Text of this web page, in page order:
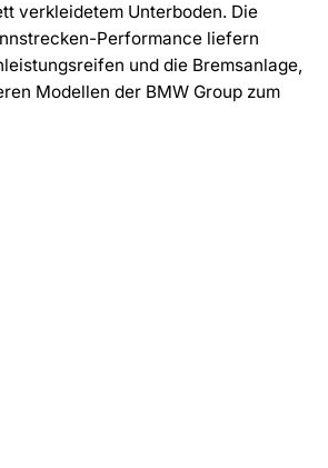
verkleidetem Unterboden. Die
Performance liefern
und die Bremsanlage,
Modellen der BMW Group zum